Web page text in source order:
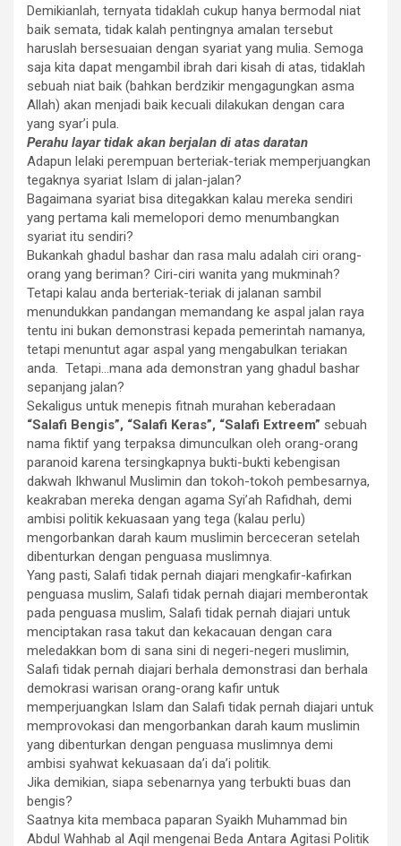
Demikianlah, ternyata tidaklah cukup hanya bermodal niat
baik semata, tidak kalah pentingnya amalan tersebut
haruslah bersesuaian dengan syariat yang mulia. Semoga
saja kita dapat mengambil ibrah dari kisah di atas, tidaklah
sebuah niat baik (bahkan berdzikir mengagungkan asma
Allah) akan menjadi baik kecuali dilakukan dengan cara
yang syar’i pula.
Perahu layar tidak akan berjalan di atas daratan
Adapun lelaki perempuan berteriak-teriak memperjuangkan
tegaknya syariat Islam di jalan-jalan?
Bagaimana syariat bisa ditegakkan kalau mereka sendiri
yang pertama kali memelopori demo menumbangkan
syariat itu sendiri?
Bukankah ghadul bashar dan rasa malu adalah ciri orang-
orang yang beriman? Ciri-ciri wanita yang mukminah?
Tetapi kalau anda berteriak-teriak di jalanan sambil
menundukkan pandangan memandang ke aspal jalan raya
tentu ini bukan demonstrasi kepada pemerintah namanya,
tetapi menuntut agar aspal yang mengabulkan teriakan
anda. Tetapi…mana ada demonstran yang ghadul bashar
sepanjang jalan?
Sekaligus untuk menepis fitnah murahan keberadaan
“Salafi Bengis”, “Salafi Keras”, “Salafi Extreem” sebuah
nama fiktif yang terpaksa dimunculkan oleh orang-orang
paranoid karena tersingkapnya bukti-bukti kebengisan
dakwah Ikhwanul Muslimin dan tokoh-tokoh pembesarnya,
keakraban mereka dengan agama Syi’ah Rafidhah, demi
ambisi politik kekuasaan yang tega (kalau perlu)
mengorbankan darah kaum muslimin berceceran setelah
dibenturkan dengan penguasa muslimnya.
Yang pasti, Salafi tidak pernah diajari mengkafir-kafirkan
penguasa muslim, Salafi tidak pernah diajari memberontak
pada penguasa muslim, Salafi tidak pernah diajari untuk
menciptakan rasa takut dan kekacauan dengan cara
meledakkan bom di sana sini di negeri-negeri muslimin,
Salafi tidak pernah diajari berhala demonstrasi dan berhala
demokrasi warisan orang-orang kafir untuk
memperjuangkan Islam dan Salafi tidak pernah diajari untuk
memprovokasi dan mengorbankan darah kaum muslimin
yang dibenturkan dengan penguasa muslimnya demi
ambisi syahwat kekuasaan da’i da’i politik.
Jika demikian, siapa sebenarnya yang terbukti buas dan
bengis?
Saatnya kita membaca paparan Syaikh Muhammad bin
Abdul Wahhab al Aqil mengenai Beda Antara Agitasi Politik